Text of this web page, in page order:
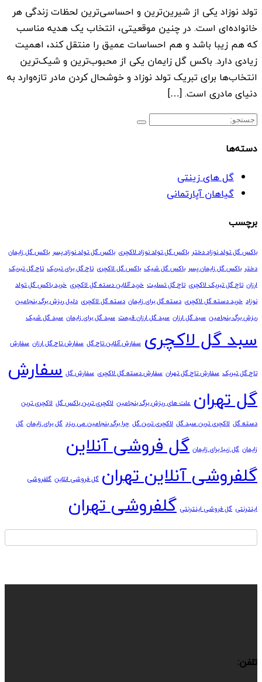
تولد نوزاد یکی از شیرین‌ترین و احساسی‌ترین لحظات زندگی هر
خانواده‌ای است. در چنین موقعیتی، انتخاب یک هدیه مناسب
که هم زیبا باشد و هم احساسات عمیق را منتقل کند، اهمیت
زیادی دارد. باکس گل زایمان یکی از محبوب‌ترین و شیک‌ترین
انتخاب‌ها برای تبریک تولد نوزاد و خوشحال کردن مادر تازه‌وارد به
دنیای مادری است. […]
دسته‌ها
گل های زینتی
گیاهان آپارتمانی
برچسب
باکس گل تولد نوزاد دختر باکس گل تولد نوزاد لاکچری باکس گل تولد نوزاد پسر باکس گل زایمان
دختر باکس گل زایمان پسر باکس گل شیک باکس گل لاکچری تاج گل برای تبریک تاج گل تبریک
ارزان تاج گل تبریک لاکچری تاج گل تسلیت خرید آنلاین دسته گل لاکچری خرید باکس گل تولد
نوزاد خرید دسته گل لاکچری دسته گل برای زایمان دسته گل لاکچری دلیل ریزش برگ بنجامین
ریزش برگ بنجامین سبد گل ارزان سبد گل ارزان قیمت سبد گل برای زایمان سبد گل شیک
سبد گل لاکچری سفارش آنلاین تاج گل سفارش تاج گل ارزان سفارش
تاج گل تبریک سفارش تاج گل تهران سفارش دسته گل لاکچری سفارش گل سفارش
گل تهران علت های ریزش برگ بنجامین لاکچری ترین باکس گل لاکچری ترین
دسته گل لاکچری ترین سبد گل لاکچری ترین گل چرا برگ بنجامین می ریزد گل برای زایمان گل
زایمان گل زیبا برای زایمان گل فروشی آنلاین
گلفروشی آنلاین تهران گل فروشی انلاین گلفروشی
اینترنتی گل فروشی اینترنتی گلفروشی تهران
تلفن: